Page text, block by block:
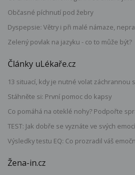
Občasné píchnutí pod žebry
Dyspepsie: Větry i při malé námaze,
Zelený povlak na jazyku - co to může být?
Články uLékaře.cz
13 situací, kdy je nutné volat záchrannou
Stáhněte si: První pomoc do kapsy
Co pomáhá na oteklé nohy? Podpořte
TEST: Jak dobře se vyznáte ve svých
Výsledky testu EQ: Co prozradil váš
Žena-in.cz